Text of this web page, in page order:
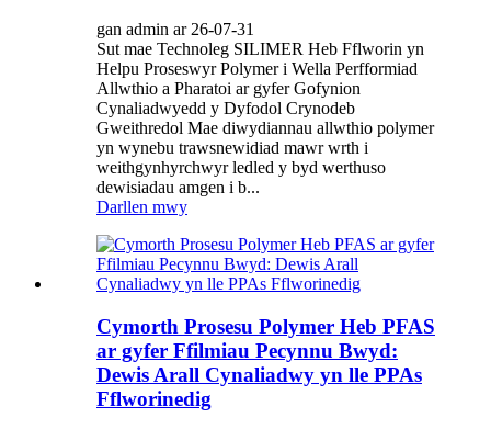
gan admin ar 26-07-31
Sut mae Technoleg SILIMER Heb Fflworin yn
Helpu Proseswyr Polymer i Wella Perfformiad
Allwthio a Pharatoi ar gyfer Gofynion
Cynaliadwyedd y Dyfodol Crynodeb
Gweithredol Mae diwydiannau allwthio polymer
yn wynebu trawsnewidiad mawr wrth i
weithgynhyrchwyr ledled y byd werthuso
dewisiadau amgen i b...
Darllen mwy
Cymorth Prosesu Polymer Heb PFAS
ar gyfer Ffilmiau Pecynnu Bwyd:
Dewis Arall Cynaliadwy yn lle PPAs
Fflworinedig